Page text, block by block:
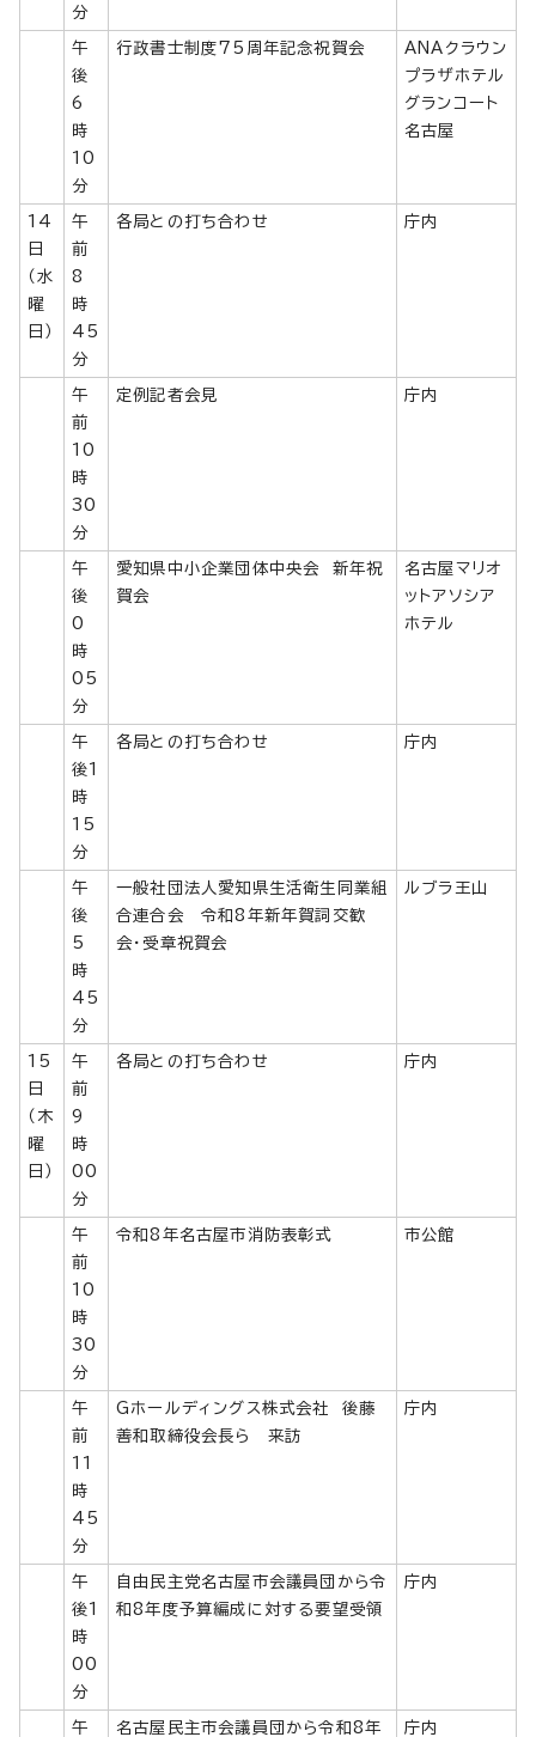
分
午
後
6
時
10
分
行政書士制度75周年記念祝賀会
ANAクラウン
プラザホテル
グランコート
名古屋
14
日
（水
曜
日）
午
前
8
時
45
分
各局との打ち合わせ 庁内
午
前
10
時
30
分
定例記者会見 庁内
午
後
0
時
05
分
愛知県中小企業団体中央会 新年祝
賀会
名古屋マリオ
ットアソシア
ホテル
午
後1
時
15
分
各局との打ち合わせ 庁内
午
後
5
時
45
分
一般社団法人愛知県生活衛生同業組
合連合会 令和8年新年賀詞交歓
会・受章祝賀会
ルブラ王山
15
日
（木
曜
日）
午
前
9
時
00
分
各局との打ち合わせ 庁内
午
前
10
時
30
分
令和8年名古屋市消防表彰式 市公館
午
前
11
時
45
分
Gホールディングス株式会社 後藤
善和取締役会長ら 来訪
庁内
午
後1
時
00
分
自由民主党名古屋市会議員団から令
和8年度予算編成に対する要望受領
庁内
午
名古屋民主市会議員団から令和8年
庁内